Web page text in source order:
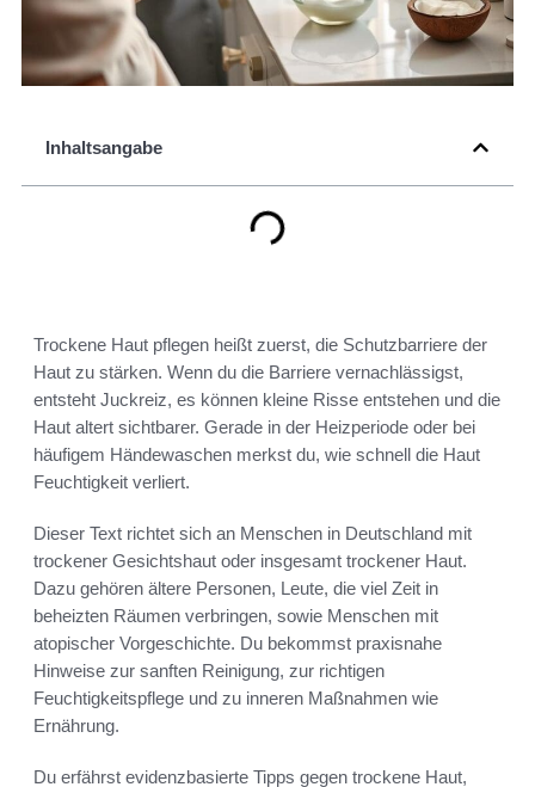
Inhaltsangabe
Trockene Haut pflegen heißt zuerst, die Schutzbarriere der
Haut zu stärken. Wenn du die Barriere vernachlässigst,
entsteht Juckreiz, es können kleine Risse entstehen und die
Haut altert sichtbarer. Gerade in der Heizperiode oder bei
häufigem Händewaschen merkst du, wie schnell die Haut
Feuchtigkeit verliert.
Dieser Text richtet sich an Menschen in Deutschland mit
trockener Gesichtshaut oder insgesamt trockener Haut.
Dazu gehören ältere Personen, Leute, die viel Zeit in
beheizten Räumen verbringen, sowie Menschen mit
atopischer Vorgeschichte. Du bekommst praxisnahe
Hinweise zur sanften Reinigung, zur richtigen
Feuchtigkeitspflege und zu inneren Maßnahmen wie
Ernährung.
Du erfährst evidenzbasierte Tipps gegen trockene Haut,